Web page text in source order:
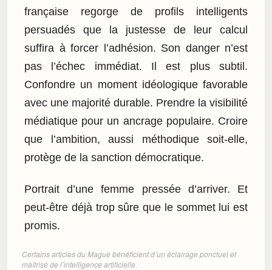
française regorge de profils intelligents
persuadés que la justesse de leur calcul
suffira à forcer l’adhésion. Son danger n’est
pas l’échec immédiat. Il est plus subtil.
Confondre un moment idéologique favorable
avec une majorité durable. Prendre la visibilité
médiatique pour un ancrage populaire. Croire
que l’ambition, aussi méthodique soit-elle,
protège de la sanction démocratique.
Portrait d’une femme pressée d’arriver. Et
peut-être déjà trop sûre que le sommet lui est
promis.
Certains articles du Mague bénéficient d’un éclairage ponctuel et
maîtrisé de l’intelligence artificielle.